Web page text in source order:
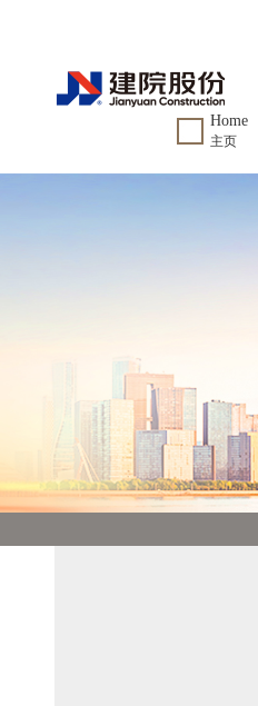
Home
主页